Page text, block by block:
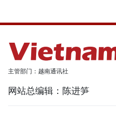
主管部门：越南通讯社
网站总编辑：陈进笋